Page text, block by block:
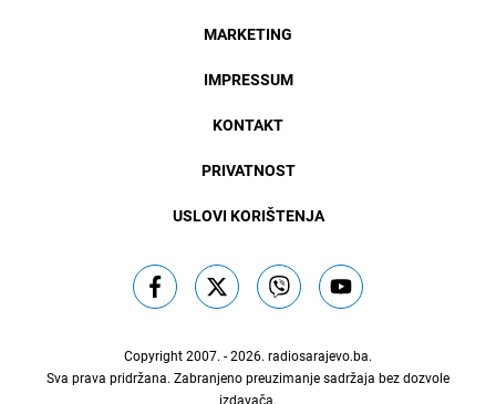
MARKETING
IMPRESSUM
KONTAKT
PRIVATNOST
USLOVI KORIŠTENJA
Copyright 2007. - 2026. radiosarajevo.ba.
Sva prava pridržana. Zabranjeno preuzimanje sadržaja bez dozvole
izdavača.